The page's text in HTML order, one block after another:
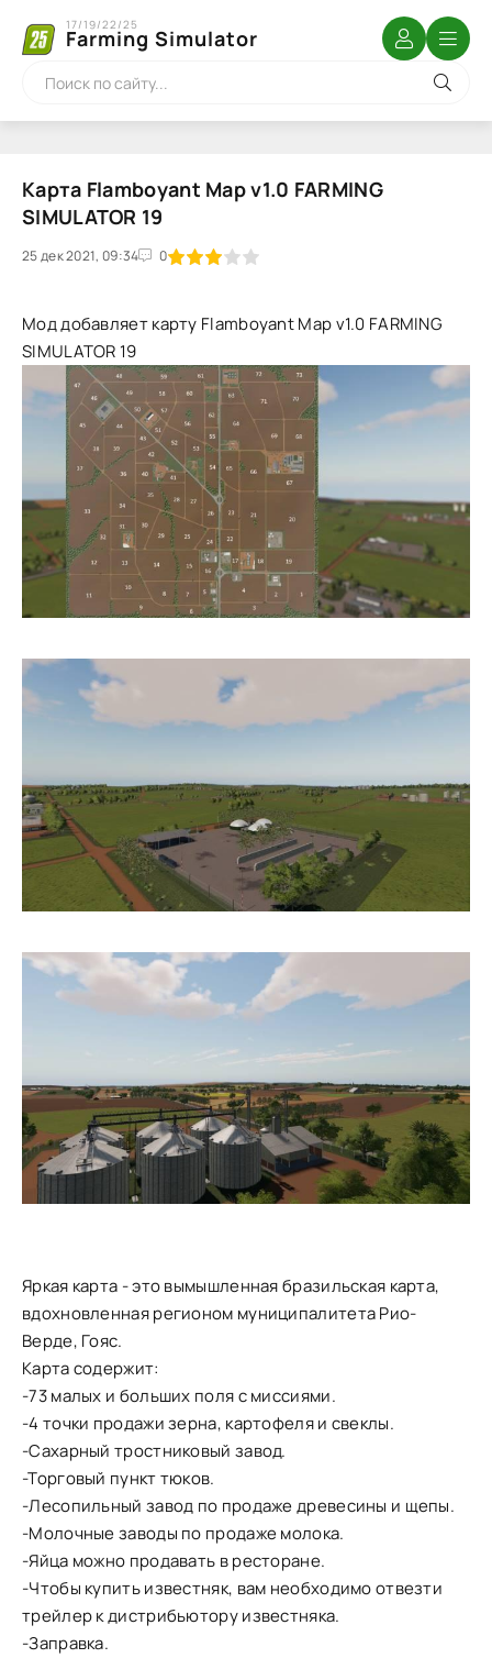
Farming Simulator
17/19/22/25
Карта Flamboyant Map v1.0 FARMING
SIMULATOR 19
25 дек 2021, 09:34 0
1 2 3 4 5
Мод добавляет карту Flamboyant Map v1.0 FARMING
SIMULATOR 19
Яркая карта - это вымышленная бразильская карта,
вдохновленная регионом муниципалитета Рио-
Верде, Гояс.
Карта содержит:
-73 малых и больших поля с миссиями.
-4 точки продажи зерна, картофеля и свеклы.
-Сахарный тростниковый завод.
-Торговый пункт тюков.
-Лесопильный завод по продаже древесины и щепы.
-Молочные заводы по продаже молока.
-Яйца можно продавать в ресторане.
-Чтобы купить известняк, вам необходимо отвезти
трейлер к дистрибьютору известняка.
-Заправка.